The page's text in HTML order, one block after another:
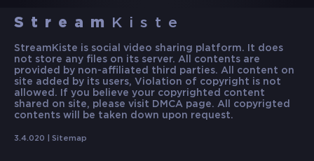
Stream Kiste
StreamKiste is social video sharing platform. It does
not store any files on its server. All contents are
provided by non-affiliated third parties. All content on
site added by its users, Violation of copyright is not
allowed. If you believe your copyrighted content
shared on site, please visit DMCA page. All copyrigted
contents will be taken down upon request.
3.4.020 | Sitemap